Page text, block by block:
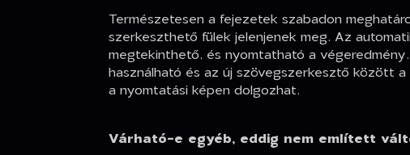
Természetesen a fejezetek szabadon
szerkeszthető fülek jelenjenek meg. Az
megtekinthető, és nyomtatható a
használható és az új szövegszerkesztő között
a nyomtatási képen dolgozhat.
Várható-e egyéb, eddig nem említett